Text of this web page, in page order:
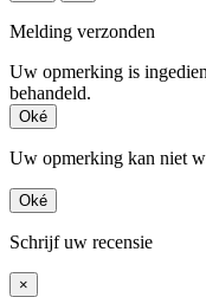
Melding verzonden
Uw opmerking is
behandeld.
Oké
Uw opmerking kan niet
Oké
Schrijf uw recensie
×